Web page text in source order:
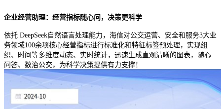
企业经营助理：经营指标随心问，决策更科学
依托 DeepSeek自然语言处理能力，海信对公交运营、安全和服务3大业
务领域100余项核心经营指标进行标准化和特征标签预处理，实现组
织、时间等多维度动态、实时统计，迅速生成直观清晰的图表，随心
问答、数治公交，为科学决策提供有力支撑！